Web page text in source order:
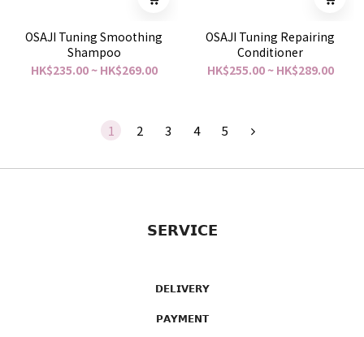
OSAJI Tuning Smoothing
Shampoo
HK$235.00 ~ HK$269.00
OSAJI Tuning Repairing
Conditioner
HK$255.00 ~ HK$289.00
1 2 3 4 5
𝗦𝗘𝗥𝗩𝗜𝗖𝗘
𝗗𝗘𝗟𝗜𝗩𝗘𝗥𝗬
𝗣𝗔𝗬𝗠𝗘𝗡𝗧